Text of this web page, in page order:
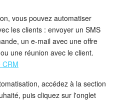
vous pouvez automatiser
les clients : envoyer un SMS
un e-mail avec une offre
une réunion avec le client.
CRM
accédez à la section
puis cliquez sur l'onglet